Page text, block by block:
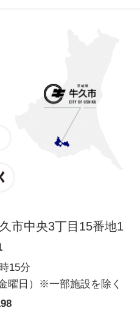
市中央3丁目15番地1
15分
曜日）※一部施設を除く